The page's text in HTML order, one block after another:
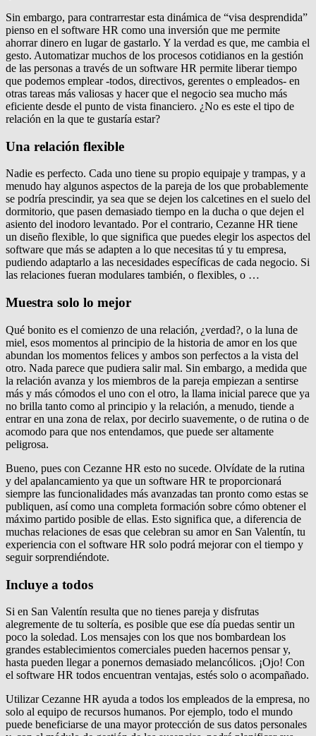
Sin embargo, para contrarrestar esta dinámica de “visa desprendida”
pienso en el software HR como una inversión que me permite
ahorrar dinero en lugar de gastarlo. Y la verdad es que, me cambia el
gesto. Automatizar muchos de los procesos cotidianos en la gestión
de las personas a través de un software HR permite liberar tiempo
que podemos emplear -todos, directivos, gerentes o empleados- en
otras tareas más valiosas y hacer que el negocio sea mucho más
eficiente desde el punto de vista financiero. ¿No es este el tipo de
relación en la que te gustaría estar?
Una relación flexible
Nadie es perfecto. Cada uno tiene su propio equipaje y trampas, y a
menudo hay algunos aspectos de la pareja de los que probablemente
se podría prescindir, ya sea que se dejen los calcetines en el suelo del
dormitorio, que pasen demasiado tiempo en la ducha o que dejen el
asiento del inodoro levantado. Por el contrario, Cezanne HR tiene
un diseño flexible, lo que significa que puedes elegir los aspectos del
software que más se adapten a lo que necesitas tú y tu empresa,
pudiendo adaptarlo a las necesidades específicas de cada negocio. Si
las relaciones fueran modulares también, o flexibles, o …
Muestra solo lo mejor
Qué bonito es el comienzo de una relación, ¿verdad?, o la luna de
miel, esos momentos al principio de la historia de amor en los que
abundan los momentos felices y ambos son perfectos a la vista del
otro. Nada parece que pudiera salir mal. Sin embargo, a medida que
la relación avanza y los miembros de la pareja empiezan a sentirse
más y más cómodos el uno con el otro, la llama inicial parece que ya
no brilla tanto como al principio y la relación, a menudo, tiende a
entrar en una zona de relax, por decirlo suavemente, o de rutina o de
acomodo para que nos entendamos, que puede ser altamente
peligrosa.
Bueno, pues con Cezanne HR esto no sucede. Olvídate de la rutina
y del apalancamiento ya que un software HR te proporcionará
siempre las funcionalidades más avanzadas tan pronto como estas se
publiquen, así como una completa formación sobre cómo obtener el
máximo partido posible de ellas. Esto significa que, a diferencia de
muchas relaciones de esas que celebran su amor en San Valentín, tu
experiencia con el software HR solo podrá mejorar con el tiempo y
seguir sorprendiéndote.
Incluye a todos
Si en San Valentín resulta que no tienes pareja y disfrutas
alegremente de tu soltería, es posible que ese día puedas sentir un
poco la soledad. Los mensajes con los que nos bombardean los
grandes establecimientos comerciales pueden hacernos pensar y,
hasta pueden llegar a ponernos demasiado melancólicos. ¡Ojo! Con
el software HR todos encuentran ventajas, estés solo o acompañado.
Utilizar Cezanne HR ayuda a todos los empleados de la empresa, no
solo al equipo de recursos humanos. Por ejemplo, todo el mundo
puede beneficiarse de una mayor protección de sus datos personales